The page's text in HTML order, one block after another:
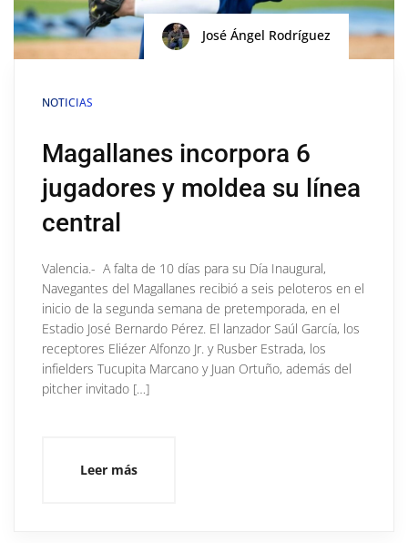
José Ángel Rodríguez
NOTICIAS
Magallanes incorpora 6
jugadores y moldea su línea
central
Valencia.- A falta de 10 días para su Día Inaugural,
Navegantes del Magallanes recibió a seis peloteros en el
inicio de la segunda semana de pretemporada, en el
Estadio José Bernardo Pérez. El lanzador Saúl García, los
receptores Eliézer Alfonzo Jr. y Rusber Estrada, los
infielders Tucupita Marcano y Juan Ortuño, además del
pitcher invitado […]
Leer más